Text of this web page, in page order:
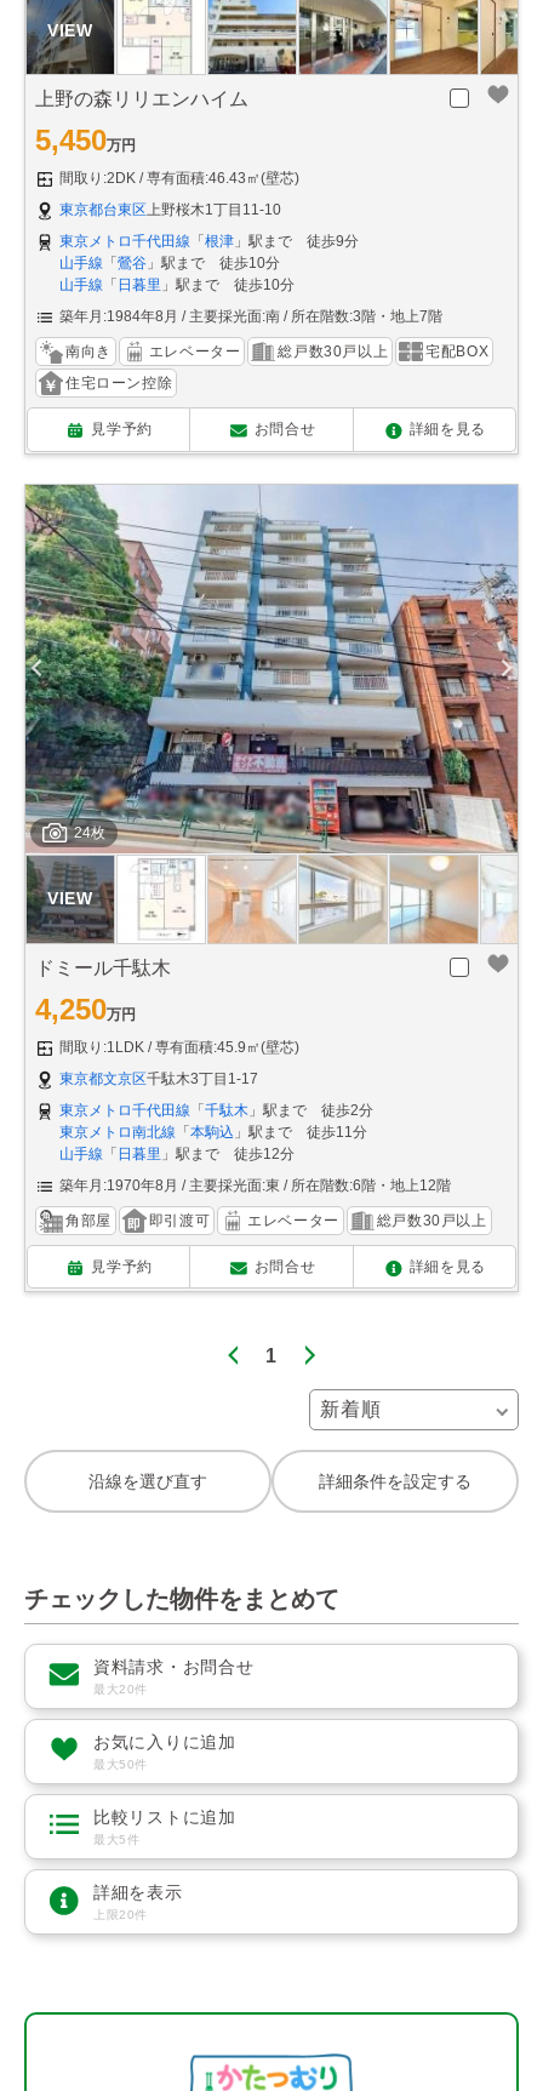
上野の森リリエンハイム
5,450万円
間取り:2DK
専有面積:46.43㎡(壁芯)
東京都台東区上野桜木1丁目11-10
東京メトロ千代田線 「 根津 」駅まで 徒歩9分
山手線 「 鶯谷 」駅まで 徒歩10分
山手線 「 日暮里 」駅まで 徒歩10分
築年月:1984年8月
主要採光面:南 所在階数:3階・地上7階
南向き エレベーター 総戸数30戸以上
宅配BOX
住宅ローン控除
見学予約 お問合せ 詳細を見る
24枚
ドミール千駄木
4,250万円
間取り:1LDK
専有面積:45.9㎡(壁芯)
東京都文京区千駄木3丁目1-17
東京メトロ千代田線 「千駄木 」駅まで 徒歩2分
東京メトロ南北線 「本駒込 」駅まで 徒歩11分
山手線 「 日暮里 」駅まで 徒歩12分
築年月:1970年8月
主要採光面:東 所在階数:6階・地上12階
角部屋 即引渡可 エレベーター 総戸数30戸以上
見学予約 お問合せ 詳細を見る
1
沿線を選び直す 詳細条件を設定する
チェックした物件をまとめて
資料請求・お問合せ
最大20件
お気に入りに追加
最大50件
比較リストに追加
最大5件
詳細を表示
上限20件